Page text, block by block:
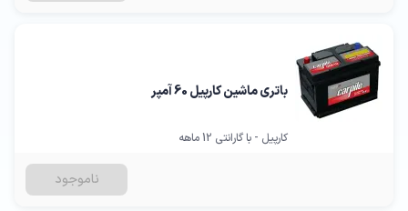
باتری ماشین کارپیل 60 آمپر
کارپیل - با گارانتی 12 ماهه
ناموجود